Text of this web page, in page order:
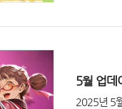
5월 업데
2025년 5